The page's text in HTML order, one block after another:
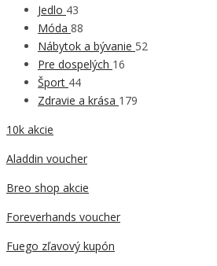
Jedlo 43
Móda 88
Nábytok a bývanie 52
Pre dospelých 16
Šport 44
Zdravie a krása 179
10k akcie
Aladdin voucher
Breo shop akcie
Foreverhands voucher
Fuego zľavový kupón